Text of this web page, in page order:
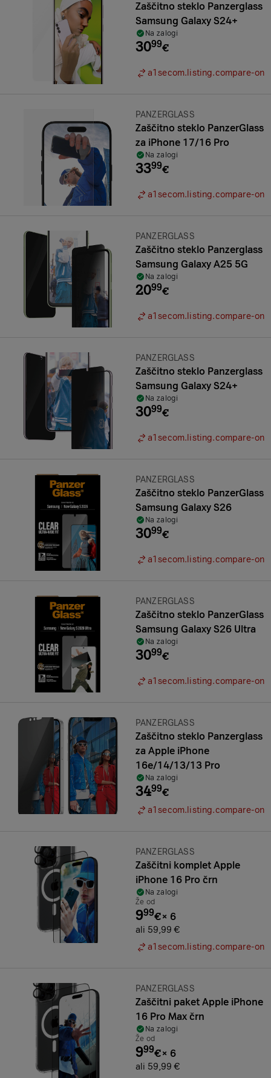
Zaščitno steklo Panzerglass
Samsung Galaxy S24+
Na zalogi
3099€
a1secom.listing.compare-on
Znamka:
PANZERGLASS
Zaščitno steklo PanzerGlass
za iPhone 17/16 Pro
Na zalogi
3399€
a1secom.listing.compare-on
Znamka:
PANZERGLASS
Zaščitno steklo Panzerglass
Samsung Galaxy A25 5G
Na zalogi
2099€
a1secom.listing.compare-on
Znamka:
PANZERGLASS
Zaščitno steklo Panzerglass
Samsung Galaxy S24+
Na zalogi
3099€
a1secom.listing.compare-on
Znamka:
PANZERGLASS
Zaščitno steklo PanzerGlass
Samsung Galaxy S26
Na zalogi
3099€
a1secom.listing.compare-on
Znamka:
PANZERGLASS
Zaščitno steklo PanzerGlass
Samsung Galaxy S26 Ultra
Na zalogi
3099€
a1secom.listing.compare-on
Znamka:
PANZERGLASS
Zaščitno steklo Panzerglass
za Apple iPhone
16e/14/13/13 Pro
Na zalogi
3499€
a1secom.listing.compare-on
Znamka:
PANZERGLASS
Zaščitni komplet Apple
iPhone 16 Pro črn
Na zalogi
Že od
999€× 6
ali 59,99 €
a1secom.listing.compare-on
Znamka:
PANZERGLASS
Zaščitni paket Apple iPhone
16 Pro Max črn
Na zalogi
Že od
999€× 6
ali 59,99 €